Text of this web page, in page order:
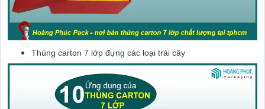
Thùng carton 7 lớp đựng các loại trái cây